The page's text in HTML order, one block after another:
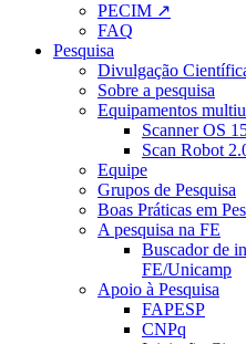
PECIM ↗
FAQ
Pesquisa
Divulgação
Sobre a pesquisa
Equipamentos
Scanner OS
Scan Robot
Equipe
Grupos de Pesquisa
Boas Práticas em
A pesquisa na FE
Buscador de
FE/Unicamp
Apoio à Pesquisa
FAPESP
CNPq